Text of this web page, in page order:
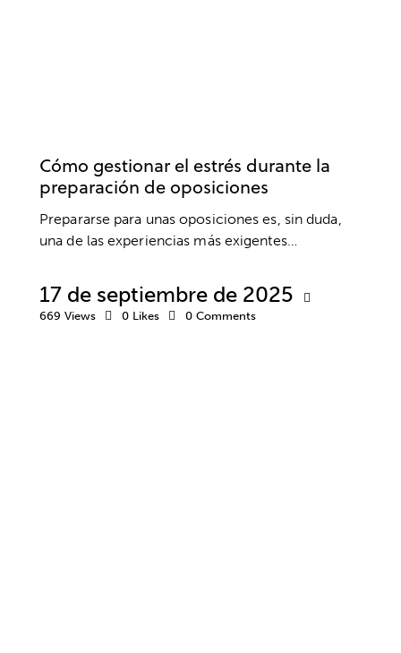
Cómo gestionar el estrés durante la
preparación de oposiciones
Prepararse para unas oposiciones es, sin duda,
una de las experiencias más exigentes…
17 de septiembre de 2025
669 Views 0 Likes 0 Comments